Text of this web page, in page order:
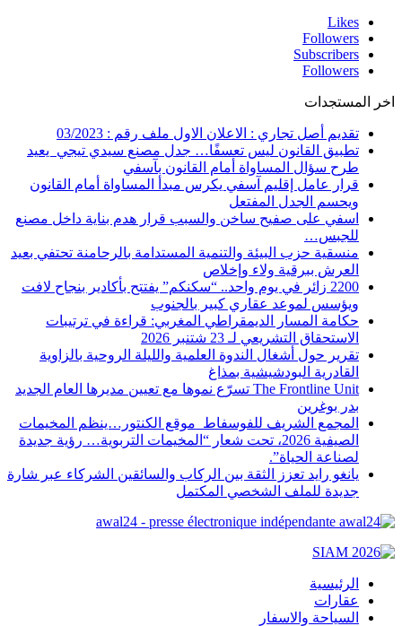
Likes
Followers
Subscribers
Followers
اخر المستجدات
تقديم أصل تجاري : الاعلان الاول ملف رقم : 03/2023
تطبيق القانون ليس تعسفًا… جدل مصنع سيدي تيجي يعيد
طرح سؤال المساواة أمام القانون بآسفي
قرار عامل إقليم آسفي يكرس مبدأ المساواة أمام القانون
ويحسم الجدل المفتعل
اسفي على صفيح ساخن والسبب قرار هدم بناية داخل مصنع
للجبس…
منسقية حزب البيئة والتنمية المستدامة بالرحامنة تحتفي بعيد
العرش ببرقية ولاء وإخلاص
2200 زائر في يوم واحد.. “سكنكم” يفتتح بأكادير بنجاح لافت
ويؤسس لموعد عقاري كبير بالجنوب
حكامة المسار الديمقراطي المغربي: قراءة في ترتيبات
الاستحقاق التشريعي لـ 23 شتنبر 2026
تقرير حول أشغال الندوة العلمية والليلة الروحية بالزاوية
القادرية البودشيشية بمذاغ
The Frontline Unit تسرّع نموها مع تعيين مديرها العام الجديد
بدر بوغرين
المجمع الشريف للفوسفاط موقع الكنتور…ينظم المخيمات
الصيفية 2026، تحت شعار “المخيمات التربوية… رؤية جديدة
لصناعة الحياة”.
يانغو رايد تعزز الثقة بين الركاب والسائقين الشركاء عبر شارة
جديدة للملف الشخصي المكتمل
awal24 - presse électronique indépendante
الرئيسية
عقارات
السياحة والاسفار